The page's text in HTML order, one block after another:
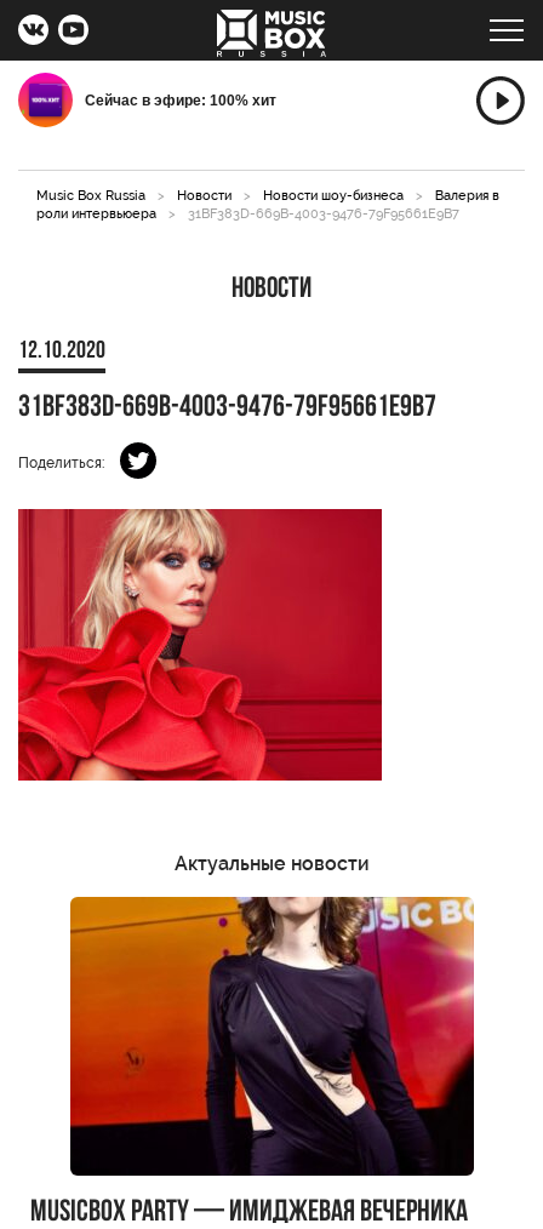
Сейчас в эфире: 100% хит
Music Box Russia > Новости > Новости шоу-бизнеса >
Валерия в
роли интервьюера
> 31BF383D-669B-4003-9476-79F95661E9B7
Новости
12.10.2020
31BF383D-669B-4003-9476-79F95661E9B7
Поделиться:
Актуальные новости
MUSICBOX PARTY — имиджевая вечерника